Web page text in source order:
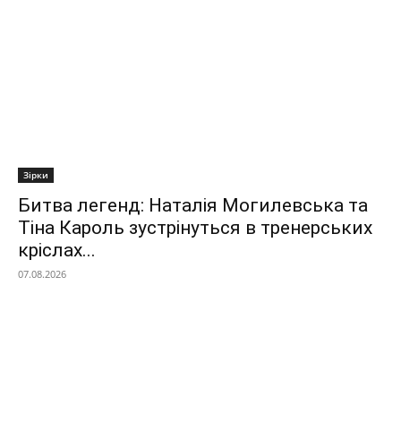
Зірки
Битва легенд: Наталія Могилевська та
Тіна Кароль зустрінуться в тренерських
кріслах...
07.08.2026